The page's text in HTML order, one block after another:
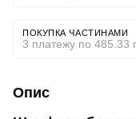
ПОКУПКА ЧАСТИНАМИ
3 платежу по 485.33
Опис